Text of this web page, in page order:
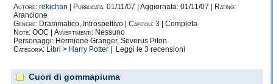
Il suohabitat naturaleè il letto, che è anche la sua postazione di lavoro. Di
tanto in tanto, specie nel periodo caldo, emigra verso il divano o la zona
verde più vicino casa. La sua più grande attività sportiva è catturare
Pokémone sollevare lattine diRedbull
Autore: rekichan Pubblicata: 01/11/07 | Aggiornata: 01/11/07 |
Rating:
Arancione
Genere: Drammatico, Introspettivo | Capitoli: 3 | Completa
Note: OOC | Avvertimenti: Nessuno
Personaggi: Hermione Granger, Severus Piton
Categoria: Libri > Harry Potter | Leggi le 3 recensioni
Cuori di gommapiuma